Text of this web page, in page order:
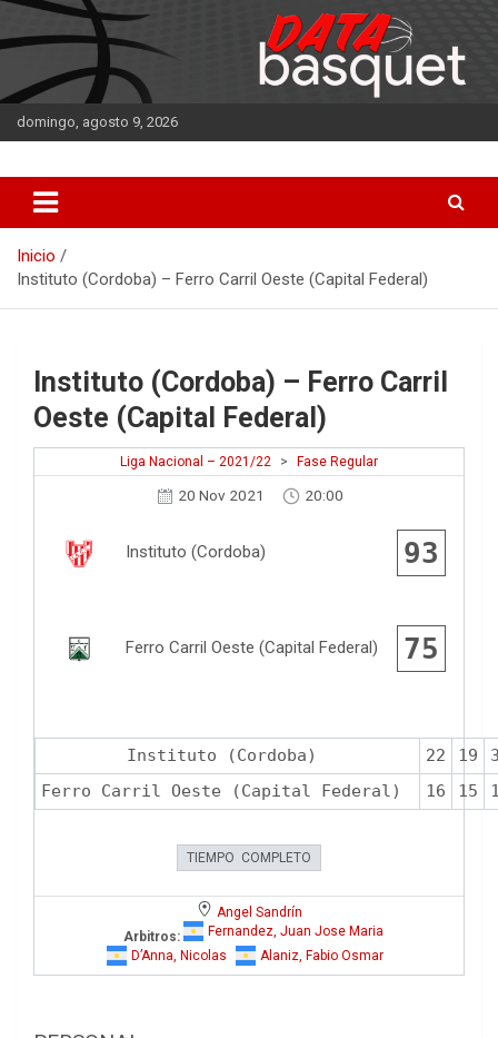
Saltar
al
contenido
domingo, agosto 9, 2026
DATA Basquet
Inicio
Instituto (Cordoba) – Ferro Carril Oeste (Capital Federal)
Instituto (Cordoba) – Ferro Carril
Oeste (Capital Federal)
Liga Nacional – 2021/22 > Fase Regular
20 Nov 2021 20:00
Instituto (Cordoba) 93
Ferro Carril Oeste (Capital Federal) 75
Instituto (Cordoba) 22 19
Ferro Carril Oeste (Capital Federal)
16 15
TIEMPO COMPLETO
Angel Sandrín
Arbitros:
Fernandez, Juan Jose Maria
D’Anna, Nicolas
Alaniz, Fabio Osmar